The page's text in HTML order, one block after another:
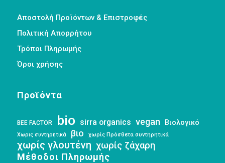
Αποστολή Προϊόντων & Επιστροφές
Πολιτική Απορρήτου
Τρόποι Πληρωμής
Όροι χρήσης
Προϊόντα
BEE FACTOR bio sirra organics vegan Βιολογικό
Χωρις συντηρητικά βιο χωρίς Πρόσθετα συντηρητικά
χωρίς γλουτένη χωρίς ζάχαρη
Μέθοδοι Πληρωμής